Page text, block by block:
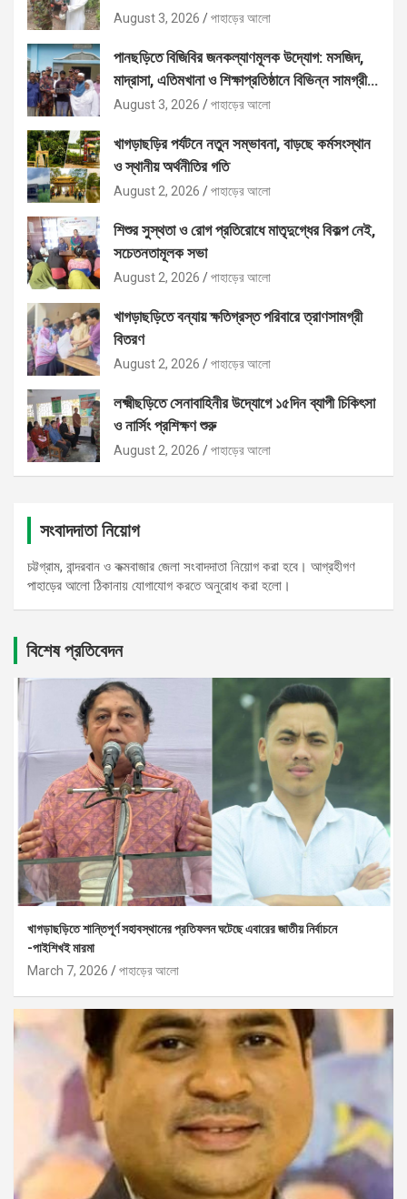
August 3, 2026 পাহাড়ের আলো
পানছড়িতে বিজিবির জনকল্যাণমূলক উদ্যোগ: মসজিদ,
মাদ্রাসা, এতিমখানা ও শিক্ষাপ্রতিষ্ঠানে বিভিন্ন সামগ্রী
বিতরণ
August 3, 2026 পাহাড়ের আলো
খাগড়াছড়ির পর্যটনে নতুন সম্ভাবনা, বাড়ছে কর্মসংস্থান
ও স্থানীয় অর্থনীতির গতি
August 2, 2026 পাহাড়ের আলো
শিশুর সুস্থতা ও রোগ প্রতিরোধে মাতৃদুগ্ধের বিকল্প নেই,
সচেতনতামূলক সভা
August 2, 2026 পাহাড়ের আলো
খাগড়াছড়িতে বন্যায় ক্ষতিগ্রস্ত পরিবারে ত্রাণসামগ্রী
বিতরণ
August 2, 2026 পাহাড়ের আলো
লক্ষ্মীছড়িতে সেনাবাহিনীর উদ্যোগে ১৫দিন ব্যাপী চিকিৎসা
ও নার্সিং প্রশিক্ষণ শুরু
August 2, 2026 পাহাড়ের আলো
সংবাদদাতা নিয়োগ
চট্টগ্রাম, বান্দরবান ও কক্মবাজার জেলা সংবাদদাতা নিয়োগ করা হবে। আগ্রহীগণ
পাহাড়ের আলো ঠিকানায় যোগাযোগ করতে অনুরোধ করা হলো।
বিশেষ প্রতিবেদন
খাগড়াছড়িতে শান্তিপূর্ণ সহাবস্থানের প্রতিফলন ঘটেছে এবারের জাতীয় নির্বাচনে
-পাইশিখই মারমা
March 7, 2026
পাহাড়ের আলো